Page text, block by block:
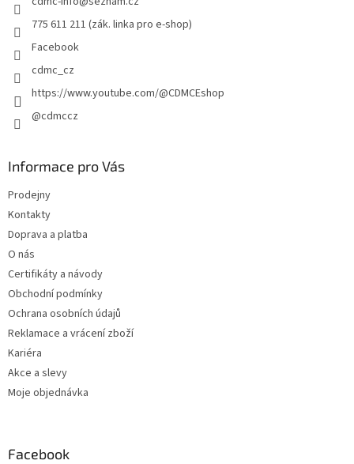
775 611 211 (zák. linka pro e-shop)
Facebook
cdmc_cz
https://www.youtube.com/@CDMCEshop
@cdmccz
Informace pro Vás
Prodejny
Kontakty
Doprava a platba
O nás
Certifikáty a návody
Obchodní podmínky
Ochrana osobních údajů
Reklamace a vrácení zboží
Kariéra
Akce a slevy
Moje objednávka
Facebook